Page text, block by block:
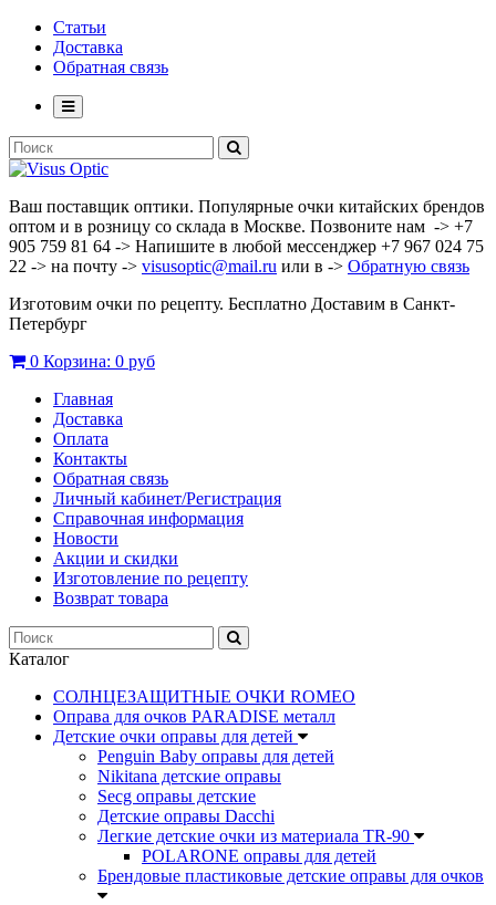
Статьи
Доставка
Обратная связь
Ваш поставщик оптики. Популярные очки китайских брендов
оптом и в розницу со склада в Москве. Позвоните нам -> +7
905 759 81 64 -> Напишите в любой мессенджер +7 967 024 75
22 -> на почту -> visusoptic@mail.ru или в -> Обратную связь
Изготовим очки по рецепту. Бесплатно Доставим в Санкт-
Петербург
0 Корзина: 0 руб
Главная
Доставка
Оплата
Контакты
Обратная связь
Личный кабинет/Регистрация
Справочная информация
Новости
Акции и скидки
Изготовление по рецепту
Возврат товара
Каталог
СОЛНЦЕЗАЩИТНЫЕ ОЧКИ ROMEO
Оправа для очков PARADISE металл
Детские очки оправы для детей
Penguin Baby оправы для детей
Nikitana детские оправы
Secg оправы детские
Детские оправы Dacchi
Легкие детские очки из материала TR-90
POLARONE оправы для детей
Брендовые пластиковые детские оправы для очков